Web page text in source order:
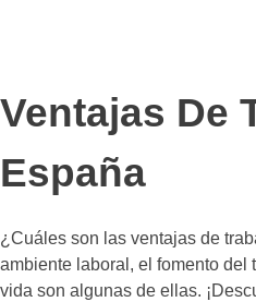
Ventajas De
España
¿Cuáles son las ventajas de
ambiente laboral, el fomento
vida son algunas de ellas.